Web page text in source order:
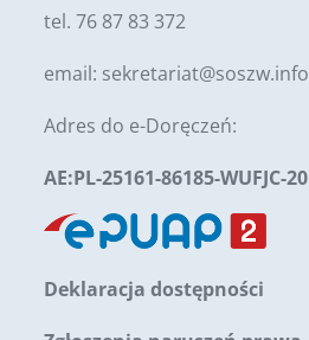
tel. 76 87 83 372
email: sekretariat@soszw.info
Adres do e-Doręczeń:
AE:PL-25161-86185-WUFJC-20
Deklaracja dostępności